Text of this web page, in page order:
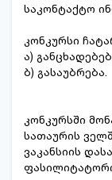
საკონტაქტო
კონკურსი
ა)
ბ) გასაუბრება.
კონკურსში
სათაურის
ვაკანსიის